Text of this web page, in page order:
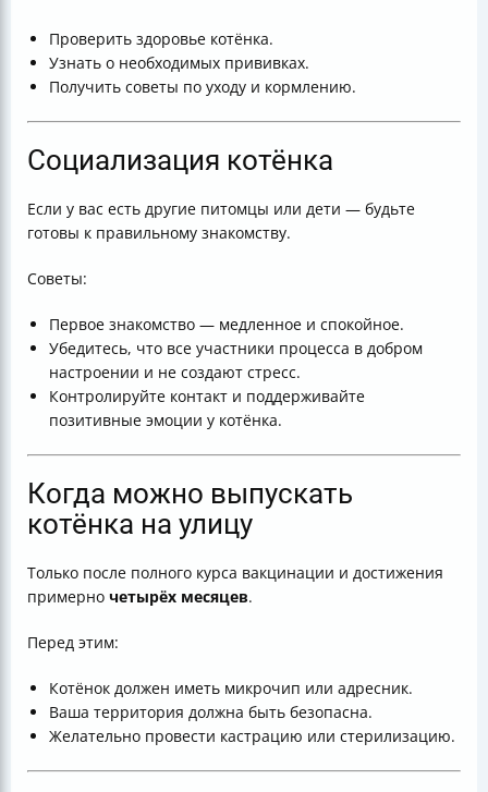
Проверить здоровье котёнка.
Узнать о необходимых прививках.
Получить советы по уходу и кормлению.
Социализация котёнка
Если у вас есть другие питомцы или дети — будьте
готовы к правильному знакомству.
Советы:
Первое знакомство — медленное и спокойное.
Убедитесь, что все участники процесса в добром
настроении и не создают стресс.
Контролируйте контакт и поддерживайте
позитивные эмоции у котёнка.
Когда можно выпускать
котёнка на улицу
Только после полного курса вакцинации и достижения
примерно четырёх месяцев.
Перед этим:
Котёнок должен иметь микрочип или адресник.
Ваша территория должна быть безопасна.
Желательно провести кастрацию или стерилизацию.